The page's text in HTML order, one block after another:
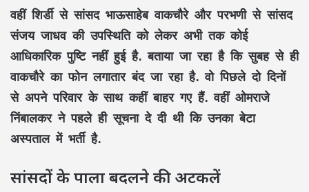
वहीं शिर्डी से सांसद भाऊसाहेब वाकचौरे और परभणी से सांसद
संजय जाधव की उपस्थिति को लेकर अभी तक कोई
आधिकारिक पुष्टि नहीं हुई है. बताया जा रहा है कि सुबह से ही
वाकचौरे का फोन लगातार बंद जा रहा है. वो पिछले दो दिनों
से अपने परिवार के साथ कहीं बाहर गए हैं. वहीं ओमराजे
निंबालकर ने पहले ही सूचना दे दी थी कि उनका बेटा
अस्पताल में भर्ती है.
सांसदों के पाला बदलने की अटकलें